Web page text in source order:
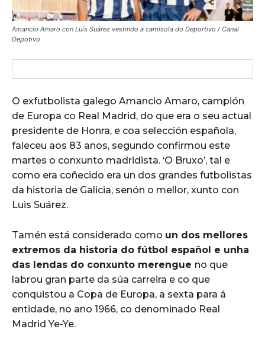
Amancio Amaro con Luís Suárez vestindo a camisola do Deportivo / Canal
Depotivo
O exfutbolista galego Amancio Amaro, campión
de Europa co Real Madrid, do que era o seu actual
presidente de Honra, e coa selección española,
faleceu aos 83 anos, segundo confirmou este
martes o conxunto madridista. ‘O Bruxo’, tal e
como era coñecido era un dos grandes futbolistas
da historia de Galicia, senón o mellor, xunto con
Luis Suárez.
Tamén está considerado como un dos mellores
extremos da historia do fútbol español e unha
das lendas do conxunto merengue no que
labrou gran parte da súa carreira e co que
conquistou a Copa de Europa, a sexta para á
entidade, no ano 1966, co denominado Real
Madrid Ye-Ye.